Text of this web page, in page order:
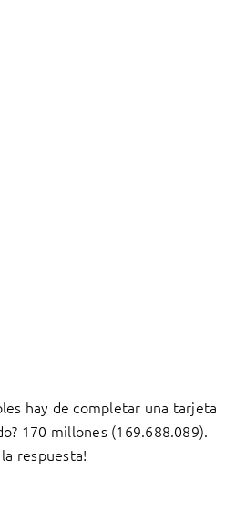
hay de completar una tarjeta
170 millones (169.688.089).
respuesta!